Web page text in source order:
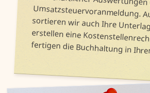
fertigen die Buch­haltung in